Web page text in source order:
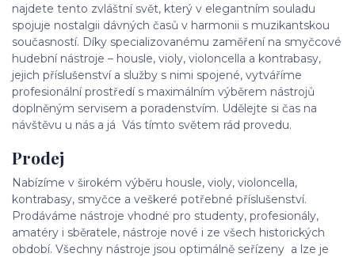
najdete tento zvláštní svět, který v elegantním souladu
spojuje nostalgii dávných časů v harmonii s muzikantskou
současností. Díky specializovanému zaměření na smyčcové
hudební nástroje – housle, violy, violoncella a kontrabasy,
jejich příslušenství a služby s nimi spojené, vytváříme
profesionální prostředí s maximálním výběrem nástrojů
doplněným servisem a poradenstvím. Udělejte si čas na
návštěvu u nás a já Vás tímto světem rád provedu.
Prodej
Nabízíme v širokém výběru housle, violy, violoncella,
kontrabasy, smyčce a veškeré potřebné příslušenství.
Prodáváme nástroje vhodné pro studenty, profesionály,
amatéry i sběratele, nástroje nové i ze všech historických
období. Všechny nástroje jsou optimálně seřízeny a lze je